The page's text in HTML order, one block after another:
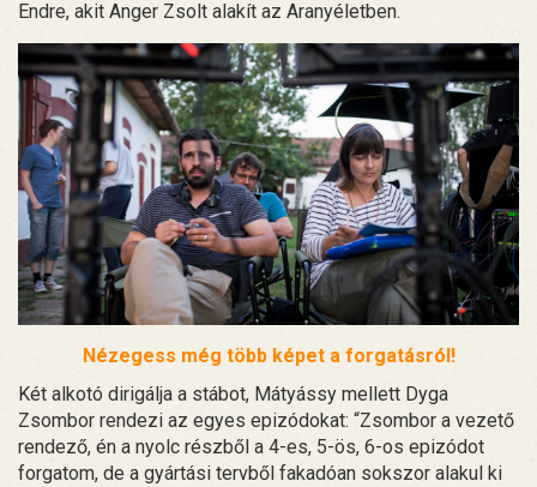
Endre, akit Anger Zsolt alakít az Aranyéletben.
Nézegess még több képet a forgatásról!
Két alkotó dirigálja a stábot, Mátyássy mellett Dyga
Zsombor rendezi az egyes epizódokat: “Zsombor a vezető
rendező, én a nyolc részből a 4-es, 5-ös, 6-os epizódot
forgatom, de a gyártási tervből fakadóan sokszor alakul ki